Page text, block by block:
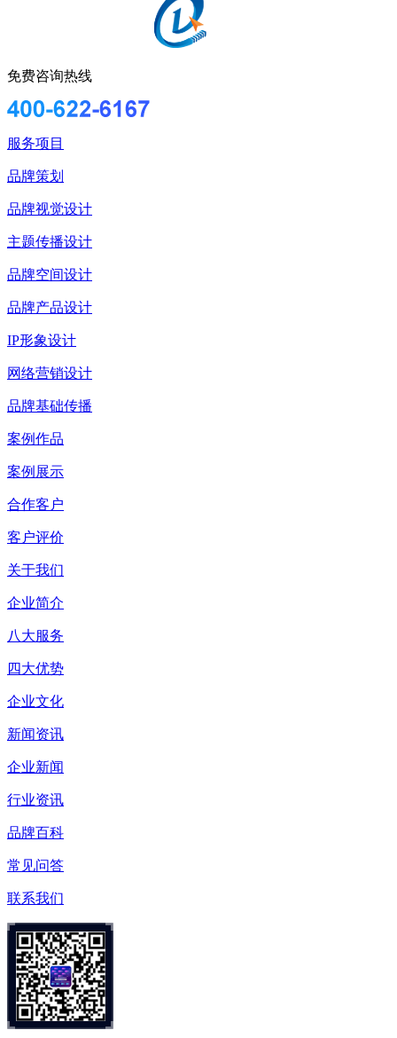
免费咨询热线
服务项目
品牌策划
品牌视觉设计
主题传播设计
品牌空间设计
品牌产品设计
IP形象设计
网络营销设计
品牌基础传播
案例作品
案例展示
合作客户
客户评价
关于我们
企业简介
八大服务
四大优势
企业文化
新闻资讯
企业新闻
行业资讯
品牌百科
常见问答
联系我们